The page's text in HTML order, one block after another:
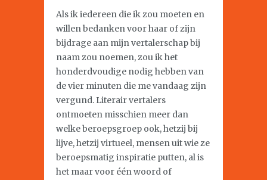
Als ik iedereen die ik zou moeten en
willen bedanken voor haar of zijn
bijdrage aan mijn vertalerschap bij
naam zou noemen, zou ik het
honderdvoudige nodig hebben van
de vier minuten die me vandaag zijn
vergund. Literair vertalers
ontmoeten misschien meer dan
welke beroepsgroep ook, hetzij bij
lijve, hetzij virtueel, mensen uit wie ze
beroepsmatig inspiratie putten, al is
het maar voor één woord of